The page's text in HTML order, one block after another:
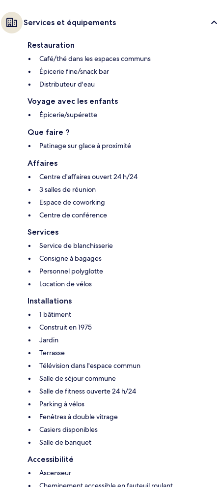
Services et équipements
Restauration
Café/thé dans les espaces communs
Épicerie fine/snack bar
Distributeur d'eau
Voyage avec les enfants
Épicerie/supérette
Que faire ?
Patinage sur glace à proximité
Affaires
Centre d'affaires ouvert 24 h/24
3 salles de réunion
Espace de coworking
Centre de conférence
Services
Service de blanchisserie
Consigne à bagages
Personnel polyglotte
Location de vélos
Installations
1 bâtiment
Construit en 1975
Jardin
Terrasse
Télévision dans l'espace commun
Salle de séjour commune
Salle de fitness ouverte 24 h/24
Parking à vélos
Fenêtres à double vitrage
Casiers disponibles
Salle de banquet
Accessibilité
Ascenseur